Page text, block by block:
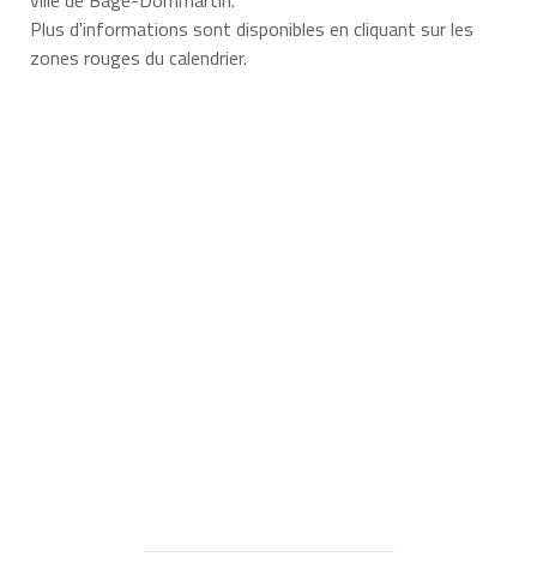
Plus d'informations sont disponibles en cliquant sur les
zones rouges du calendrier.